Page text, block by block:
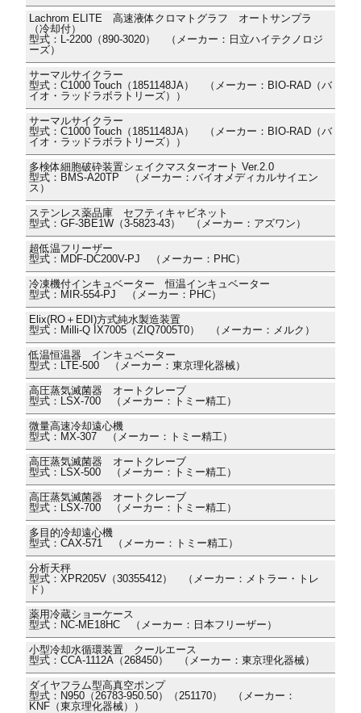
Lachrom ELITE 高速液体クロマトグラフ オートサンプラ
（冷却付）
型式：L-2200（890-3020） （メーカー：日立ハイテクノロジ
ーズ）
サーマルサイクラー
型式：C1000 Touch（1851148JA） （メーカー：BIO-RAD（バ
イオ・ラッドラボラトリーズ））
サーマルサイクラー
型式：C1000 Touch（1851148JA） （メーカー：BIO-RAD（バ
イオ・ラッドラボラトリーズ））
多検体細胞破砕装置シェイクマスターオート Ver.2.0
型式：BMS-A20TP （メーカー：バイオメディカルサイエン
ス）
ステンレス薬品庫 セフティキャビネット
型式：GF-3BE1W（3-5823-43） （メーカー：アズワン）
超低温フリーザー
型式：MDF-DC200V-PJ （メーカー：PHC）
冷凍機付インキュベーター 恒温インキュベーター
型式：MIR-554-PJ （メーカー：PHC）
Elix(RO＋EDI)方式純水製造装置
型式：Milli-Q IX7005（ZIQ7005T0） （メーカー：メルク）
低温恒温器 インキュベーター
型式：LTE-500 （メーカー：東京理化器械）
高圧蒸気滅菌器 オートクレーブ
型式：LSX-700 （メーカー：トミー精工）
微量高速冷却遠心機
型式：MX-307 （メーカー：トミー精工）
高圧蒸気滅菌器 オートクレーブ
型式：LSX-500 （メーカー：トミー精工）
高圧蒸気滅菌器 オートクレーブ
型式：LSX-700 （メーカー：トミー精工）
多目的冷却遠心機
型式：CAX-571 （メーカー：トミー精工）
分析天秤
型式：XPR205V（30355412） （メーカー：メトラー・トレ
ド）
薬用冷蔵ショーケース
型式：NC-ME18HC （メーカー：日本フリーザー）
小型冷却水循環装置 クールエース
型式：CCA-1112A（268450） （メーカー：東京理化器械）
ダイヤフラム型高真空ポンプ
型式：N950（26783-950.50）（251170） （メーカー：
KNF（東京理化器械））